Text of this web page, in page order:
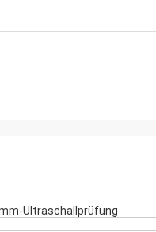
Ultraschallprüfung